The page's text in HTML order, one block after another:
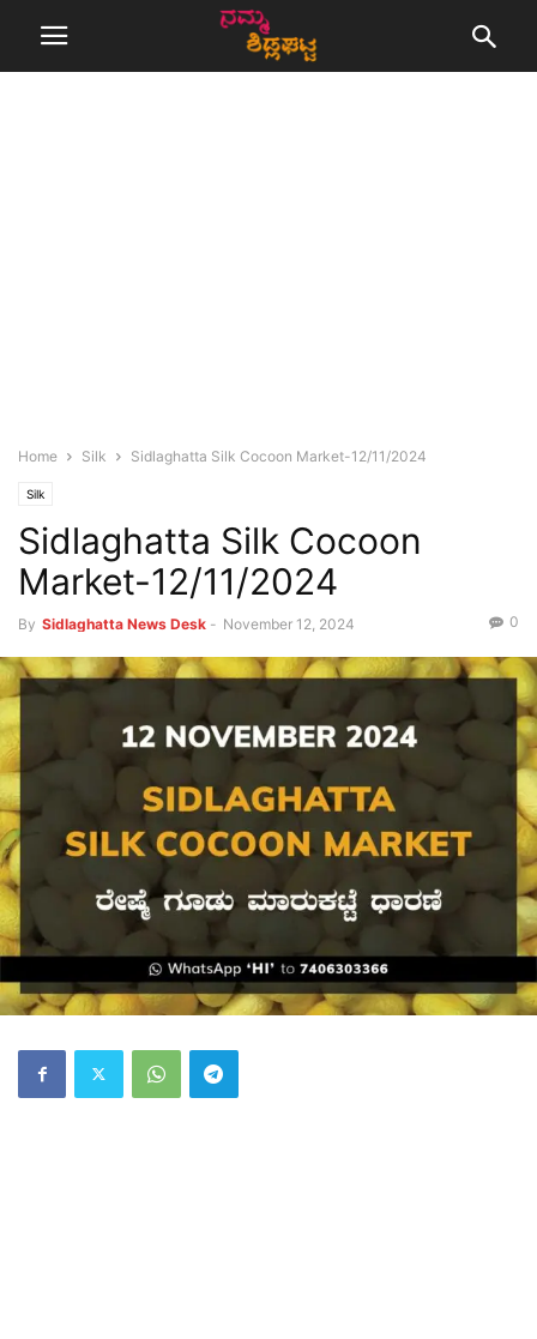
Home Silk Sidlaghatta Silk Cocoon Market-12/11/2024
Silk
Sidlaghatta Silk Cocoon
Market-12/11/2024
By Sidlaghatta News Desk - November 12, 2024 0